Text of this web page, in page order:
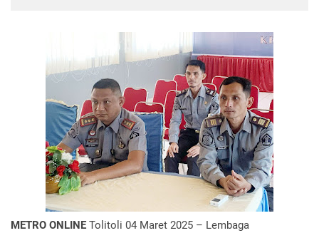
METRO ONLINE Tolitoli 04 Maret 2025 – Lembaga